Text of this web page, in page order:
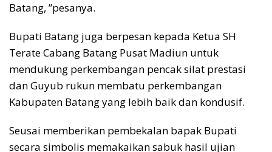
Batang, ”pesanya.
Bupati Batang juga berpesan kepada Ketua SH
Terate Cabang Batang Pusat Madiun untuk
mendukung perkembangan pencak silat prestasi
dan Guyub rukun membatu perkembangan
Kabupaten Batang yang lebih baik dan kondusif.
Seusai memberikan pembekalan bapak Bupati
secara simbolis memakaikan sabuk hasil ujian